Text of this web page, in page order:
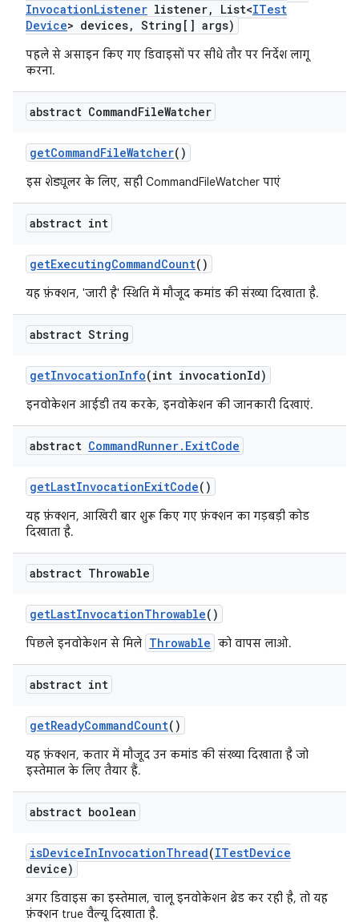
InvocationListener listener, List<ITest
Device> devices, String[] args)
पहले से असाइन किए गए डिवाइसों पर सीधे तौर पर निर्देश लागू
करना.
abstract CommandFileWatcher
getCommandFileWatcher()
इस शेड्यूलर के लिए, सही CommandFileWatcher पाएं
abstract int
getExecutingCommandCount()
यह फ़ंक्शन, 'जारी है' स्थिति में मौजूद कमांड की संख्या दिखाता है.
abstract String
getInvocationInfo(int invocationId)
इनवोकेशन आईडी तय करके, इनवोकेशन की जानकारी दिखाएं.
abstract CommandRunner. ExitCode
getLastInvocationExitCode()
यह फ़ंक्शन, आखिरी बार शुरू किए गए फ़ंक्शन का गड़बड़ी कोड
दिखाता है.
abstract Throwable
getLastInvocationThrowable()
पिछले इनवोकेशन से मिले Throwable को वापस लाओ.
abstract int
getReadyCommandCount()
यह फ़ंक्शन, कतार में मौजूद उन कमांड की संख्या दिखाता है जो
इस्तेमाल के लिए तैयार हैं.
abstract boolean
isDeviceInInvocationThread(ITestDevice
device)
अगर डिवाइस का इस्तेमाल, चालू इनवोकेशन थ्रेड कर रही है, तो यह
फ़ंक्शन true वैल्यू दिखाता है.